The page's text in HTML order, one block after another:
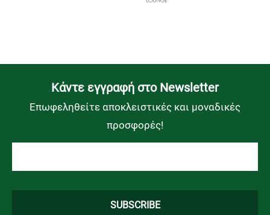
Kάντε εγγραφή στο Newsletter
Επωφεληθείτε αποκλειστικές και μοναδικές
προσφορές!